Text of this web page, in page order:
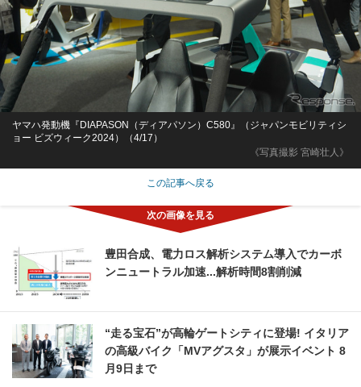
《写真撮影 宮崎壮人》
ヤマハ発動機『DIAPASON（ディアパソン）C580』（ジャパンモビリティシ
ョー ビズウィーク2024）（4/17）
この記事へ戻る
豊田合成、電力ロス解析システム導入でカーボ
ンニュートラル加速...解析時間8割削減
“走る宝石”が高輪ゲートシティに登場! イタリア
の高級バイク「MVアグスタ」が展示イベント 8
月9日まで